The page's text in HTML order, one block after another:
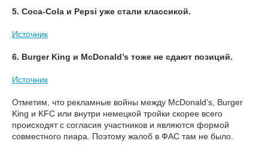
5. Coca-Cola и Pepsi уже стали классикой.
Источник
6. Burger King и McDonald’s тоже не сдают позиций.
Источник
Отметим, что рекламные войны между McDonald’s, Burger
King и KFC или внутри немецкой тройки скорее всего
происходят с согласия участников и являются формой
совместного пиара. Поэтому жалоб в ФАС там не было.